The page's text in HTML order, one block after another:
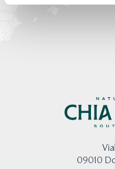
09010